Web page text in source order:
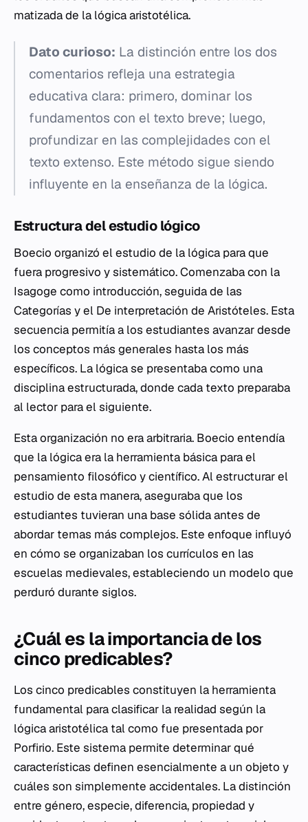
matizada de la lógica aristotélica.
Dato curioso: La distinción entre los dos
comentarios refleja una estrategia
educativa clara: primero, dominar los
fundamentos con el texto breve; luego,
profundizar en las complejidades con el
texto extenso. Este método sigue siendo
influyente en la enseñanza de la lógica.
Estructura del estudio lógico
Boecio organizó el estudio de la lógica para que
fuera progresivo y sistemático. Comenzaba con la
Isagoge como introducción, seguida de las
Categorías y el De interpretación de Aristóteles. Esta
secuencia permitía a los estudiantes avanzar desde
los conceptos más generales hasta los más
específicos. La lógica se presentaba como una
disciplina estructurada, donde cada texto preparaba
al lector para el siguiente.
Esta organización no era arbitraria. Boecio entendía
que la lógica era la herramienta básica para el
pensamiento filosófico y científico. Al estructurar el
estudio de esta manera, aseguraba que los
estudiantes tuvieran una base sólida antes de
abordar temas más complejos. Este enfoque influyó
en cómo se organizaban los currículos en las
escuelas medievales, estableciendo un modelo que
perduró durante siglos.
¿Cuál es la importancia de los
cinco predicables?
Los cinco predicables constituyen la herramienta
fundamental para clasificar la realidad según la
lógica aristotélica tal como fue presentada por
Porfirio. Este sistema permite determinar qué
características definen esencialmente a un objeto y
cuáles son simplemente accidentales. La distinción
entre género, especie, diferencia, propiedad y